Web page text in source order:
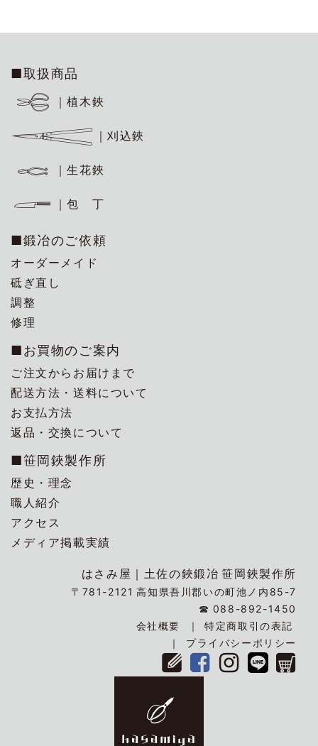
■取扱商品
｜植木鋏
｜刈込鋏
｜生花鋏
｜包 丁
■鍛冶のご依頼
オーダーメイド
砥ぎ直し
調整
修理
■お買物のご案内
ご注文からお届けまで
配送方法・送料について
お支払方法
返品・交換について
■笹岡鋏製作所
歴史・理念
職人紹介
アクセス
メディア掲載実績
はさみ屋｜ 土佐の鋏鍛冶 笹岡鋏製作所
〒781-2121 高知県吾川郡いの町池ノ内85-7
☎ 088-892-1450
会社概要
特定商取引の表記
プライバシーポリシー